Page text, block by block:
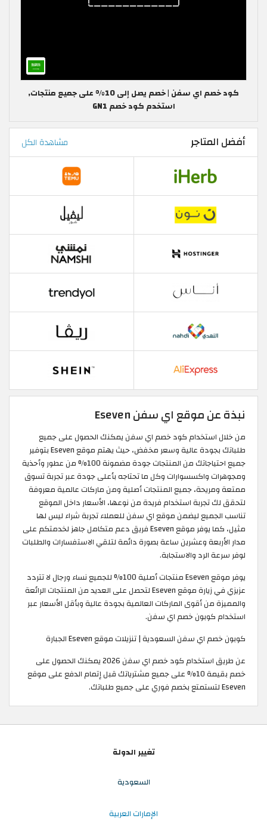
كود خصم اي سفن | خصم يصل إلى 10% على جميع منتجات,
استخدم كود خصم GN1
أفضل المتاجر مشاهدة الكل
نبذة عن موقع اي سفن Eseven
من خلال استخدام كود خصم اي سفن يمكنك الحصول على جميع
طلباتك بجودة عالية وسعر مخفض، حيث يهتم موقع Eseven بتوفير
جميع احتياجاتك من المنتجات جودة مضمونة 100% من عطور وأحذية
ومجوهرات واكسسوارات وكل ما تحتاجه بأعلى جودة عبر تجربة تسوق
ممتعة ومريحة، جميع المنتجات أصلية ومن ماركات عالمية معروفة
لتحقق لك تجربة استخدام فريدة من نوعها، الأسعار داخل الموقع
تناسب الجميع ليضمن موقع اي سفن للعملاء تجربة شراء ليس لها
مثيل، كما يوفر موقع Eseven فريق دعم متكامل جاهز لخدمتكم على
مدار الأربعة وعشرين ساعة بصورة دائمة لتلقي الاستفسارات والطلبات
لوفر سرعة الرد والاستجابة.
يوفر موقع Eseven منتجات أصلية 100% للجميع نساء ورجال لا تتردد
عزيزي في زيارة موقع Eseven لتحصل على العديد من المنتجات الرائعة
والمميزة من أقوى الماركات العالمية بجودة عالية وبأقل الأسعار عبر
استخدام كوبون خصم اي سفن.
كوبون خصم اي سفن السعودية | تنزيلات موقع Eseven الجبارة
عن طريق استخدام كود خصم اي سفن 2026 يمكنك الحصول على
خصم بقيمة 10% على جميع مشترياتك قبل إتمام الدفع على موقع
Eseven لتستمتع بخصم فوري على جميع طلباتك.
تغيير الدولة
السعودية
الإمارات العربية